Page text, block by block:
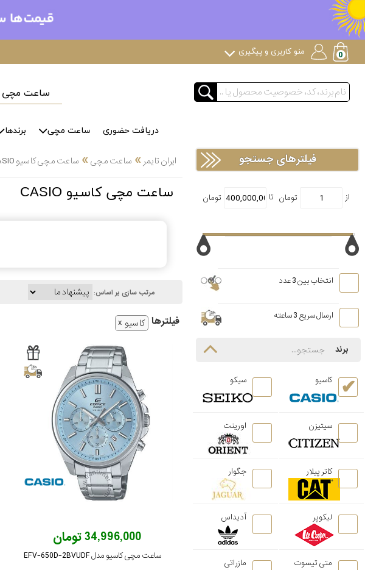
منو کاربری و پیگیری
ساعت مچی
دریافت حضوری ساعت مچی برندها
ایران تایمر » ساعت مچی» ساعت مچی کاسیو CASIO
ساعت مچی کاسیو CASIO
مرتب سازی بر اساس:
فیلتر‌ها کاسیو
34,996,000 تومان
ساعت مچی کاسیو مدل EFV-650D-2BVUDF
فیلترهای جستجو
انتخاب بین 3 عدد
ارسال سریع 3 ساعته
برند
کاسیو سیکو
سیتیزن اورینت
کاتر پیلار جگوار
لیکوپر آدیداس
متی تیسوت مازراتی